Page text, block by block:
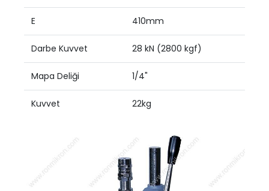
E 410mm
Darbe Kuvvet 28 kN (2800 kgf)
Mapa Deliği 1/4"
Kuvvet 22kg